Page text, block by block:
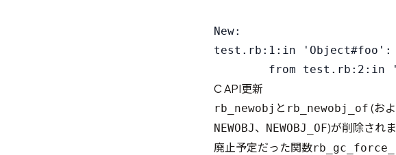
New:
test.rb:1:in 'Object#foo':
C API更新
rb_newobj と rb_newobj_of (お
NEWOBJ、 NEWOBJ_OF)が削除され
廃止予定だった関数